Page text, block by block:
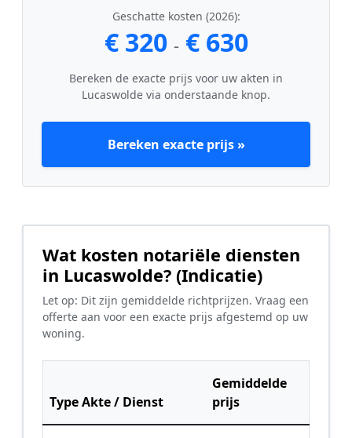
Geschatte kosten (2026):
€ 320 - € 630
Bereken de exacte prijs voor uw akten in
Lucaswolde via onderstaande knop.
Bereken exacte prijs »
Wat kosten notariële diensten
in Lucaswolde? (Indicatie)
Let op: Dit zijn gemiddelde richtprijzen. Vraag een
offerte aan voor een exacte prijs afgestemd op uw
woning.
Type Akte / Dienst
Gemiddelde
prijs